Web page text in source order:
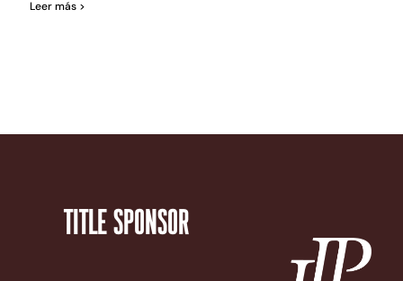
Leer más >
TITLE SPONSOR